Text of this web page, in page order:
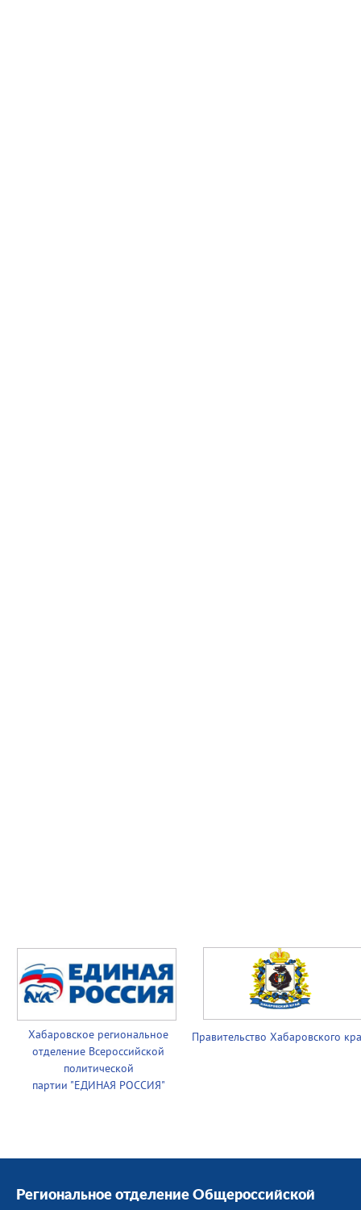
Хабаровское региональное
отделение Всероссийской
политической
партии "ЕДИНАЯ РОССИЯ"
Правительство Хабаровского
Региональное отделение Общероссийской